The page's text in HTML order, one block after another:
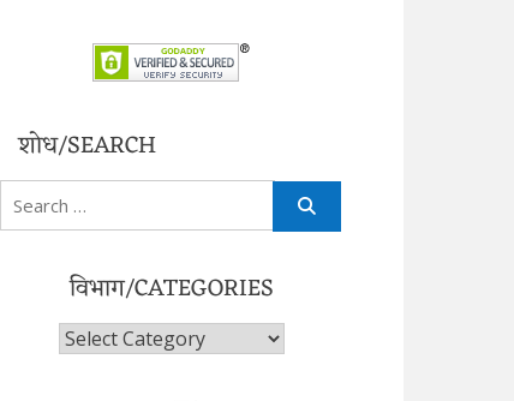
शोध/SEARCH
Search
for:
विभाग/CATEGORIES
विभाग/Categories